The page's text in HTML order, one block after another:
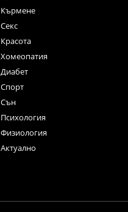
Кърмене
Секс
Красота
Хомеопатия
Диабет
Спорт
Сън
Психология
Физиология
Актуално